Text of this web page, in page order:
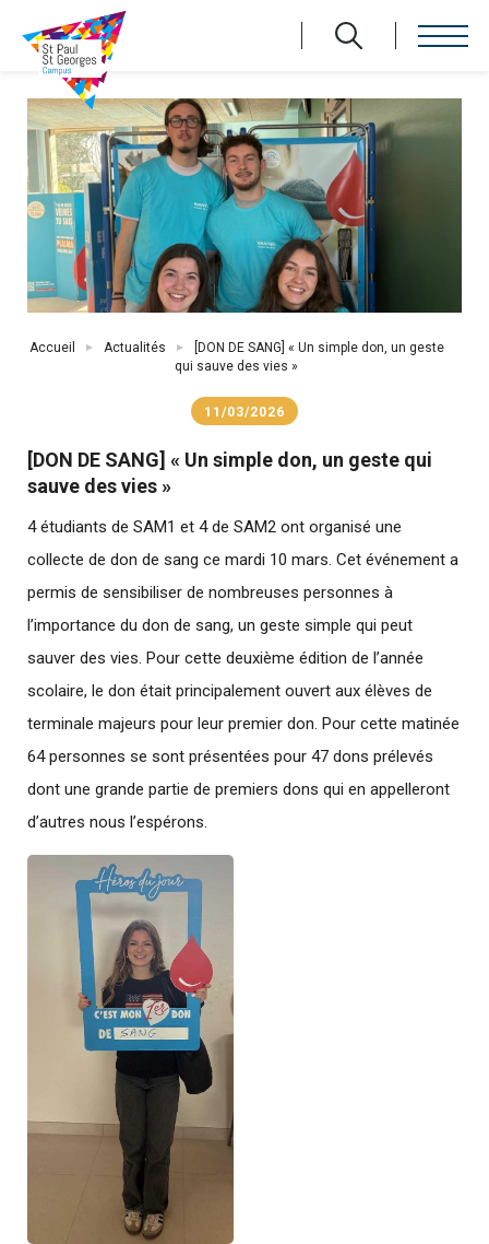
contenu
principal
Fil
Accueil Actualités
[DON DE SANG] « Un simple don, un geste
qui sauve des vies »
11/03/2026
[DON DE SANG] « Un simple don, un geste qui
sauve des vies »
4 étudiants de SAM1 et 4 de SAM2 ont organisé une
collecte de don de sang ce mardi 10 mars. Cet événement a
permis de sensibiliser de nombreuses personnes à
l’importance du don de sang, un geste simple qui peut
sauver des vies. Pour cette deuxième édition de l’année
scolaire, le don était principalement ouvert aux élèves de
terminale majeurs pour leur premier don. Pour cette matinée
64 personnes se sont présentées pour 47 dons prélevés
dont une grande partie de premiers dons qui en appelleront
d’autres nous l’espérons.